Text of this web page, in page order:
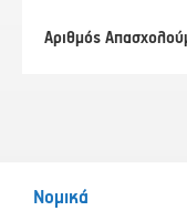
Αριθμός
Νομικά